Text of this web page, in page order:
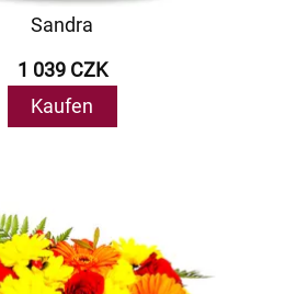
Sandra
1 039 CZK
Kaufen